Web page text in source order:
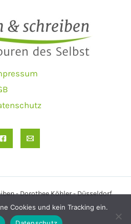
- Dorothee Köhler - Düsseldorf
Cookies und kein Tracking ein.